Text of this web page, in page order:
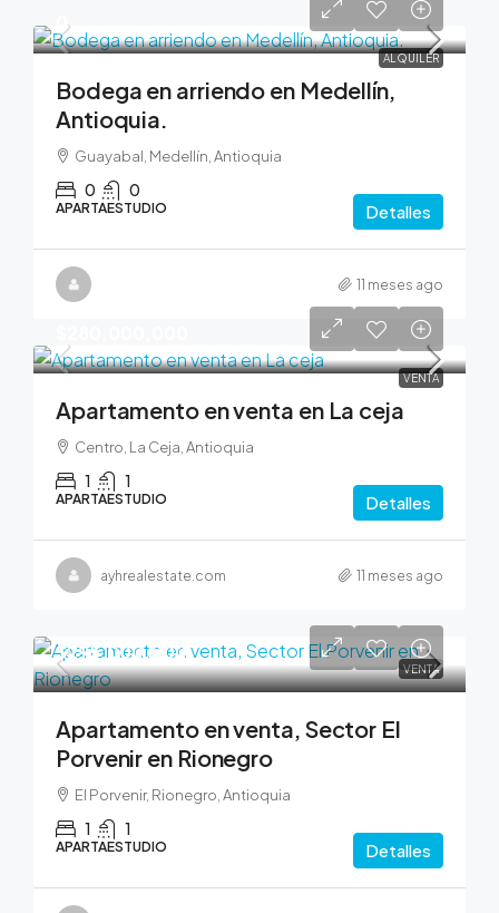
ALQUILER
Bodega en arriendo en Medellín,
Antioquia.
Guayabal, Medellín, Antioquia
0 0
APARTAESTUDIO Detalles
11 meses ago
VENTA
Apartamento en venta en La ceja
Centro, La Ceja, Antioquia
1 1
APARTAESTUDIO Detalles
ayhrealestate.com 11 meses ago
VENTA
$295,000,000
Apartamento en venta, Sector El
Porvenir en Rionegro
El Porvenir, Rionegro, Antioquia
1 1
APARTAESTUDIO Detalles